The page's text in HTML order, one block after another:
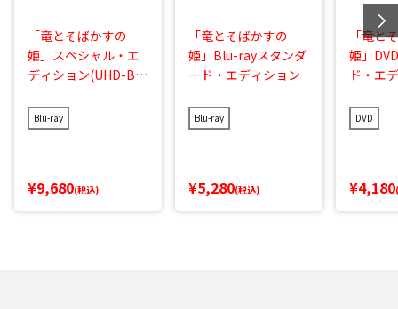
「竜とそばかすの
姫」スペシャル・エ
ディション(UHD-BD
Blu-ray
¥9,680(税込)
「竜とそばかすの
姫」Blu-rayスタンダ
ード・エディション
Blu-ray
¥5,280(税込)
「竜と
姫」
ド・エ
DVD
¥4,180